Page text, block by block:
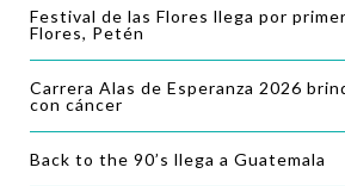
Festival de las Flores llega por
Flores, Petén
Carrera Alas de Esperanza 2026
con cáncer
Back to the 90’s llega a Guatemala